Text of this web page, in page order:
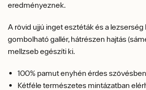
eredményeznek.
A rövid ujjú inget esztéták és a lezserség
gombolható gallér, hátrészen hajtás
mellzseb egészíti ki.
100% pamut enyhén érdes szövésben
Kétféle természetes mintázatban